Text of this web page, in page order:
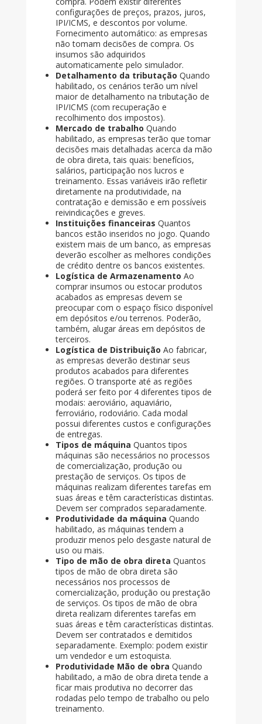
configurações de preços, prazos, juros,
IPI/ICMS, e descontos por volume.
Fornecimento automático: as empresas
não tomam decisões de compra. Os
insumos são adquiridos
automaticamente pelo simulador.
Detalhamento da tributação Quando
habilitado, os cenários terão um nível
maior de detalhamento na tributação de
IPI/ICMS (com recuperação e
recolhimento dos impostos).
Mercado de trabalho Quando
habilitado, as empresas terão que tomar
decisões mais detalhadas acerca da mão
de obra direta, tais quais: benefícios,
salários, participação nos lucros e
treinamento. Essas variáveis irão refletir
diretamente na produtividade, na
contratação e demissão e em possíveis
reivindicações e greves.
Instituições financeiras Quantos
bancos estão inseridos no jogo. Quando
existem mais de um banco, as empresas
deverão escolher as melhores condições
de crédito dentre os bancos existentes.
Logística de Armazenamento Ao
comprar insumos ou estocar produtos
acabados as empresas devem se
preocupar com o espaço físico disponível
em depósitos e/ou terrenos. Poderão,
também, alugar áreas em depósitos de
terceiros.
Logística de Distribuição Ao fabricar,
as empresas deverão destinar seus
produtos acabados para diferentes
regiões. O transporte até as regiões
poderá ser feito por 4 diferentes tipos de
modais: aeroviário, aquaviário,
ferroviário, rodoviário. Cada modal
possui diferentes custos e configurações
de entregas.
Tipos de máquina Quantos tipos
máquinas são necessários no processos
de comercialização, produção ou
prestação de serviços. Os tipos de
máquinas realizam diferentes tarefas em
suas áreas e têm características distintas.
Devem ser comprados separadamente.
Produtividade da máquina Quando
habilitado, as máquinas tendem a
produzir menos pelo desgaste natural de
uso ou mais.
Tipo de mão de obra direta Quantos
tipos de mão de obra direta são
necessários nos processos de
comercialização, produção ou prestação
de serviços. Os tipos de mão de obra
direta realizam diferentes tarefas em
suas áreas e têm características distintas.
Devem ser contratados e demitidos
separadamente. Exemplo: podem existir
um vendedor e um estoquista.
Produtividade Mão de obra Quando
habilitado, a mão de obra direta tende a
ficar mais produtiva no decorrer das
rodadas pelo tempo de trabalho ou pelo
treinamento.